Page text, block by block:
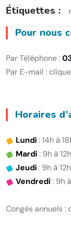
Étiquettes :
Pour nous
Par Téléphone :
Par E-mail :
Horaires
Lundi: 14h à
Mardi: 9h à
Jeudi: 9h à
Vendredi: 9h
Congés annuels :